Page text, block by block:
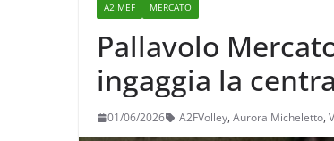
A2 MEF MERCATO
Pallavolo
ingaggia la
01/06/2026 A2FVolley, Aurora Micheletto,